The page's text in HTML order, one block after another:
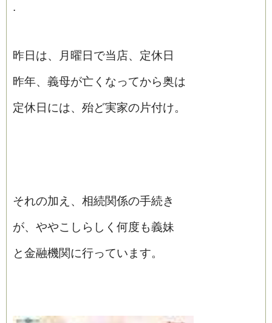
.
昨日は、月曜日で当店、定休日
昨年、義母が亡くなってから奥は
定休日には、殆ど実家の片付け。
それの加え、相続関係の手続き
が、ややこしらしく何度も義妹
と金融機関に行っています。